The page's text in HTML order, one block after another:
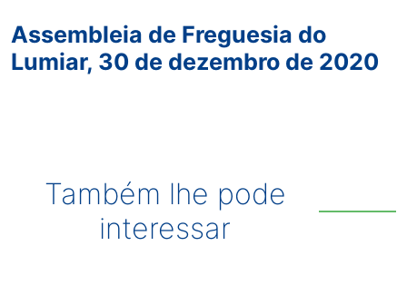
Assembleia de Freguesia do
Lumiar, 30 de dezembro de 2020
Também lhe pode
interessar